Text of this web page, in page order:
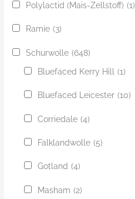
Polylactid (Mais-Zellstoff) (1)
Ramie (3)
Schurwolle (648)
Bluefaced Kerry Hill
(1)
Bluefaced Leicester (10)
Corriedale (4)
Falklandwolle (5)
Gotland (4)
Masham (2)